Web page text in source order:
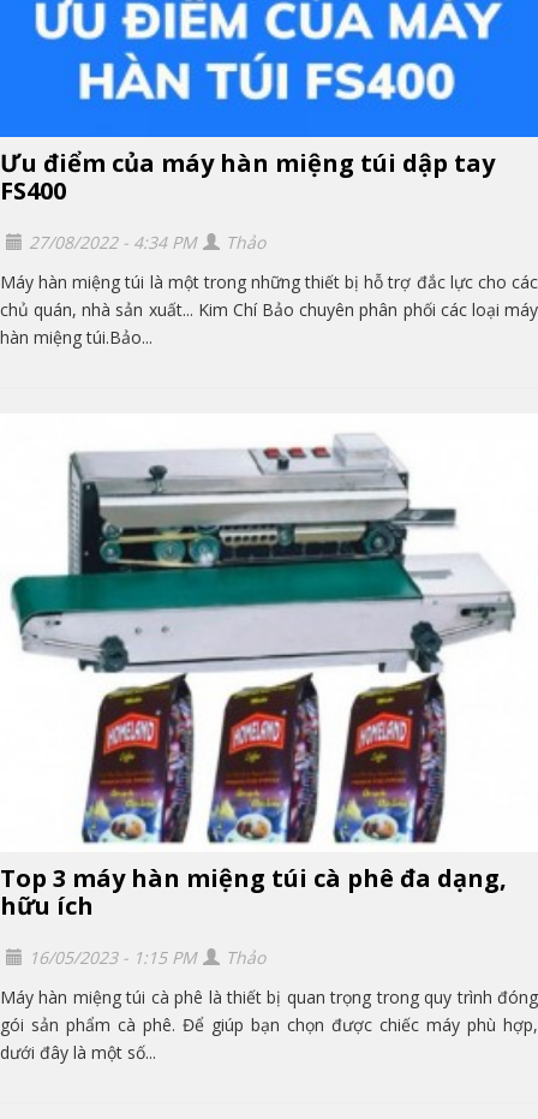
Ưu điểm của máy hàn miệng túi dập tay
FS400
27/08/2022 - 4:34 PM
Thảo
Máy hàn miệng túi là một trong những thiết bị hỗ trợ đắc lực cho các
chủ quán, nhà sản xuất... Kim Chí Bảo chuyên phân phối các loại máy
hàn miệng túi.Bảo...
Top 3 máy hàn miệng túi cà phê đa dạng,
hữu ích
16/05/2023 - 1:15 PM
Thảo
Máy hàn miệng túi cà phê là thiết bị quan trọng trong quy trình đóng
gói sản phẩm cà phê. Để giúp bạn chọn được chiếc máy phù hợp,
dưới đây là một số...